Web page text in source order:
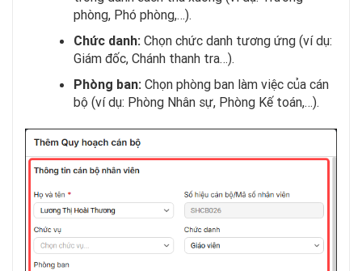
phòng, Phó phòng,…).
Chức danh: Chọn chức danh tương ứng (ví dụ:
Giám đốc, Chánh thanh tra…).
Phòng ban: Chọn phòng ban làm việc của cán
bộ (ví dụ: Phòng Nhân sự, Phòng Kế toán,…).